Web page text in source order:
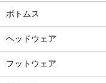
ボトムス
ヘッドウェア
フットウェア